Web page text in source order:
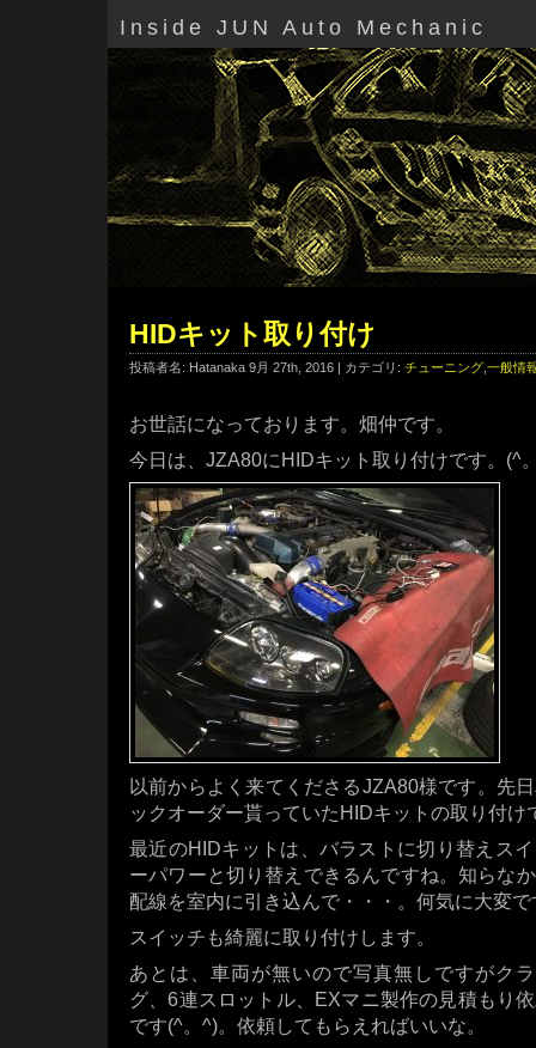
Inside JUN Auto Mechanic
HIDキット取り付け
投稿者名: Hatanaka 9月 27th, 2016 | カテゴリ: チューニング 一般情
お世話になっております。畑仲です。
今日は、JZA80にHIDキット取り付けです。(^
以前からよく来てくださるJZA80様です。先
ックオーダー貰っていたHIDキットの取り付け
最近のHIDキットは、バラストに切り替えス
ーパワーと切り替えできるんですね。知らな
配線を室内に引き込んで・・・。何気に大変で
スイッチも綺麗に取り付けします。
あとは、車両が無いので写真無しですがク
グ、6連スロットル、EXマニ製作の見積もり
です(^。^)。依頼してもらえればいいな。